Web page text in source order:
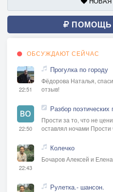
ПОМОЩЬ
ОБСУЖДАЮТ СЕЙЧАС
22:51
Прогулка по городу
Фёдорова Наталья,
отзыв!
22:50
Разбор поэтических
Прости за то, что не
оставлял ночами
22:43
Колечко
Бочаров Алексей и
Рулетка.- шансон.